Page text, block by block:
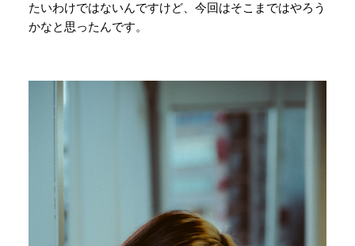
たいわけではないんですけど、今回はそこまではやろう
かなと思ったんです。